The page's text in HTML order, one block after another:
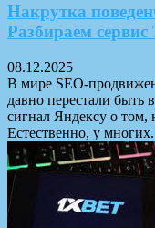
Накрутка
Разбираем
08.12.2025
В мире SEO-
давно перестали быть
сигнал Яндексу о том,
Естественно, у